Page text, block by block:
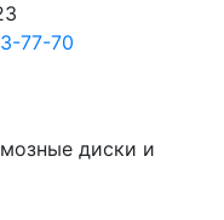
77-70
диски и